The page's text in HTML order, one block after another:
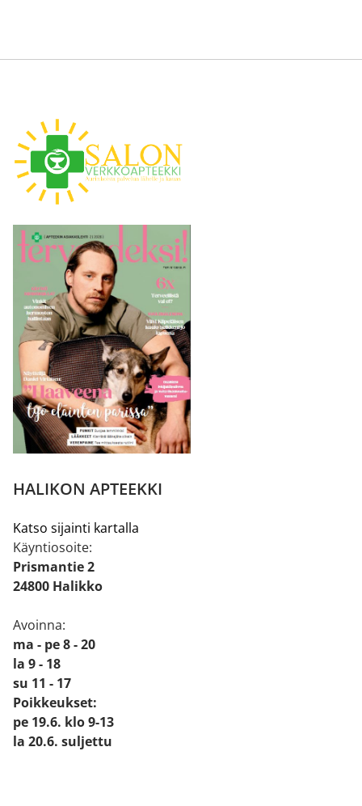
HALIKON APTEEKKI
Katso sijainti kartalla
Käyntiosoite:
Prismantie 2
24800 Halikko
Avoinna:
ma - pe 8 - 20
la 9 - 18
su 11 - 17
Poikkeukset:
pe 19.6. klo 9-13
la 20.6. suljettu